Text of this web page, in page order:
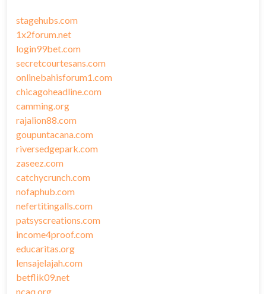
stagehubs.com
1x2forum.net
login99bet.com
secretcourtesans.com
onlinebahisforum1.com
chicagoheadline.com
camming.org
rajalion88.com
goupuntacana.com
riversedgepark.com
zaseez.com
catchycrunch.com
nofaphub.com
nefertitingalls.com
patsyscreations.com
income4proof.com
educaritas.org
lensajelajah.com
betflik09.net
ncaq.org